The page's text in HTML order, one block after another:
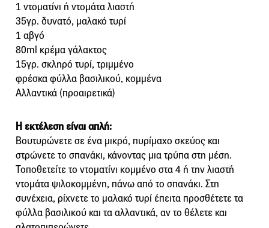
1 ντοματίνι ή ντομάτα λιαστή
35γρ. δυνατό, μαλακό τυρί
1 αβγό
80ml κρέμα γάλακτος
15γρ. σκληρό τυρί, τριμμένο
φρέσκα φύλλα βασιλικού, κομμένα
Αλλαντικά (προαιρετικά)
Η εκτέλεση είναι απλή:
Βουτυρώνετε σε ένα μικρό, πυρίμαχο σκεύος και
στρώνετε το σπανάκι, κάνοντας μια τρύπα στη μέση.
Τοποθετείτε το ντοματίνι κομμένο στα 4 ή την λιαστή
ντομάτα ψιλοκομμένη, πάνω από το σπανάκι. Στη
συνέχεια, ρίχνετε το μαλακό τυρί έπειτα προσθέτετε τα
φύλλα βασιλικού και τα αλλαντικά, αν το θέλετε και